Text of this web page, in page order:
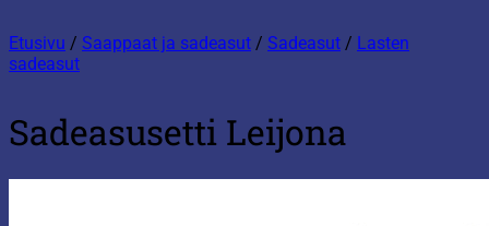
Etusivu / Saappaat ja sadeasut / Sadeasut / Lasten
sadeasut
Sadeasusetti Leijona